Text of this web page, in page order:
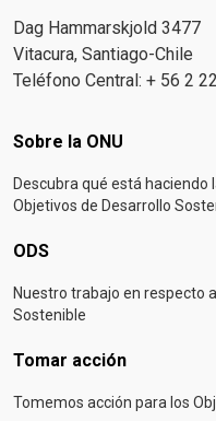
Dag Hammarskjold 3477
Vitacura, Santiago-Chile
Teléfono Central: + 56 2
Footer menu
Sobre la ONU
Descubra qué está haciendo
Objetivos de Desarrollo
ODS
Nuestro trabajo en respecto
Sostenible
Tomar acción
Tomemos acción para los